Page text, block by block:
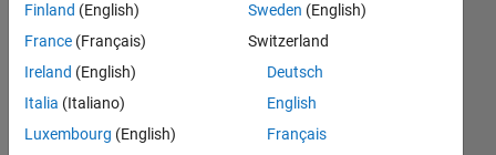
Statistica
M…
-2
-11357
8
12 10
-4
Finland (English)
France (Français)
Ireland (English)
Italia (Italiano)
Luxembourg (English)
Sweden (English)
Switzerland
Deutsch
English
Français